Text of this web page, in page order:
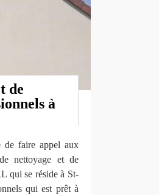
de
à
de faire appel aux
nettoyage et de
qui se réside à St-
qui est prêt à